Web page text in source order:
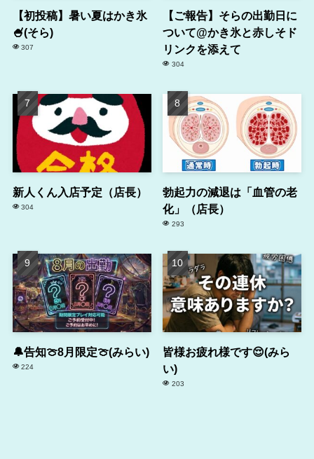
【初投稿】暑い夏はかき氷
🍧(そら)
307
【ご報告】そらの出勤日に
ついて@かき氷と赤しそド
リンクを添えて
304
新人くん入店予定（店長）
304
勃起力の減退は「血管の老
化」（店長）
293
🔔告知🍈8月限定🍈(みらい)
224
皆様お疲れ様です😌(みら
い)
203